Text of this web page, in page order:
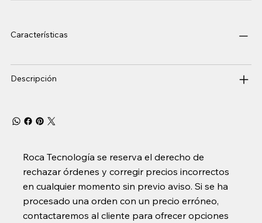
Características
Descripción
Roca Tecnología se reserva el derecho de
rechazar órdenes y corregir precios incorrectos
en cualquier momento sin previo aviso. Si se ha
procesado una orden con un precio erróneo,
contactaremos al cliente para ofrecer opciones